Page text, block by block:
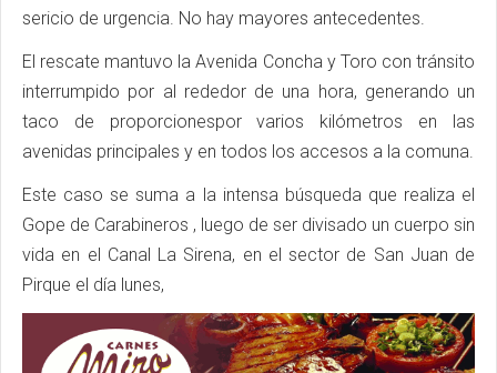
sericio de urgencia. No hay mayores antecedentes.
El rescate mantuvo la Avenida Concha y Toro con tránsito
interrumpido por al rededor de una hora, generando un
taco de proporcionespor varios kilómetros en las
avenidas principales y en todos los accesos a la comuna.
Este caso se suma a la intensa búsqueda que realiza el
Gope de Carabineros , luego de ser divisado un cuerpo sin
vida en el Canal La Sirena, en el sector de San Juan de
Pirque el día lunes,